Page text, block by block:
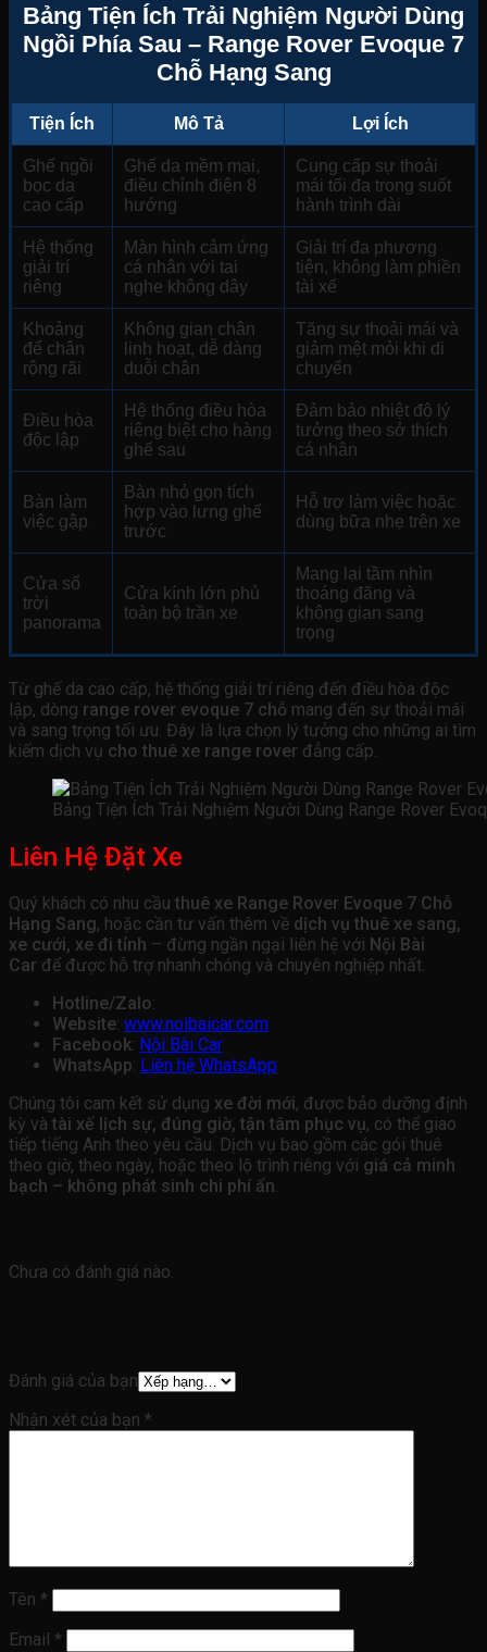
Bảng Tiện Ích Trải Nghiệm Người Dùng
Ngồi Phía Sau – Range Rover Evoque 7
Chỗ Hạng Sang
Tiện Ích Mô Tả Lợi Ích
Ghế ngồi
bọc da
cao cấp
Ghế da mềm mại,
điều chỉnh điện 8
hướng
Cung cấp sự thoải
mái tối đa trong suốt
hành trình dài
Hệ thống
giải trí
riêng
Màn hình cảm ứng
cá nhân với tai
nghe không dây
Giải trí đa phương
tiện, không làm phiền
tài xế
Khoảng
để chân
rộng rãi
Không gian chân
linh hoạt, dễ dàng
duỗi chân
Tăng sự thoải mái và
giảm mệt mỏi khi di
chuyển
Điều hòa
độc lập
Hệ thống điều hòa
riêng biệt cho hàng
ghế sau
Đảm bảo nhiệt độ lý
tưởng theo sở thích
cá nhân
Bàn làm
việc gập
Bàn nhỏ gọn tích
hợp vào lưng ghế
trước
Hỗ trợ làm việc hoặc
dùng bữa nhẹ trên xe
Cửa sổ
trời
panorama
Cửa kính lớn phủ
toàn bộ trần xe
Mang lại tầm nhìn
thoáng đãng và
không gian sang
trọng
Từ ghế da cao cấp, hệ thống giải trí riêng đến điều hòa độc
lập, dòng range rover evoque 7 chỗ mang đến sự thoải mái
và sang trọng tối ưu. Đây là lựa chọn lý tưởng cho những ai tìm
kiếm dịch vụ cho thuê xe range rover đẳng cấp.
Bảng Tiện Ích Trải Nghiệm Người Dùng Range Rover
Liên Hệ Đặt Xe
Quý khách có nhu cầu thuê xe Range Rover Evoque 7 Chỗ
Hạng Sang, hoặc cần tư vấn thêm về dịch vụ thuê xe sang,
xe cưới, xe đi tỉnh – đừng ngần ngại liên hệ với Nội Bài
Car để được hỗ trợ nhanh chóng và chuyên nghiệp nhất.
Hotline/Zalo:
Website: www.noibaicar.com
Facebook: Nội Bài Car
WhatsApp: Liên hệ WhatsApp
Chúng tôi cam kết sử dụng xe đời mới, được bảo dưỡng định
kỳ và tài xế lịch sự, đúng giờ, tận tâm phục vụ, có thể giao
tiếp tiếng Anh theo yêu cầu. Dịch vụ bao gồm các gói thuê
theo giờ, theo ngày, hoặc theo lộ trình riêng với giá cả minh
bạch – không phát sinh chi phí ẩn.
Chưa có đánh giá nào.
Đánh giá của bạn
Nhận xét của bạn *
Tên *
Email *